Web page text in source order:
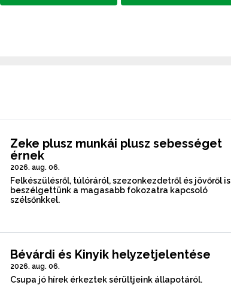
Zeke plusz munkái plusz sebességet
érnek
2026. aug. 06.
Felkészülésről, túlóráról, szezonkezdetről és jövőről is
beszélgettünk a magasabb fokozatra kapcsoló
szélsőnkkel.
Bévárdi és Kinyik helyzetjelentése
2026. aug. 06.
Csupa jó hírek érkeztek sérültjeink állapotáról.